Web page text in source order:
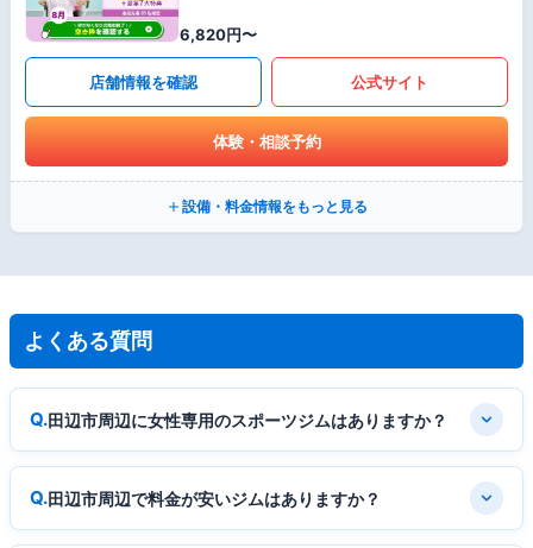
6,820円〜
店舗情報を確認 公式サイト
体験・相談予約
設備・料金情報をもっと見る
よくある質問
田辺市周辺に女性専用のスポーツジムはありますか？
田辺市周辺で料金が安いジムはありますか？